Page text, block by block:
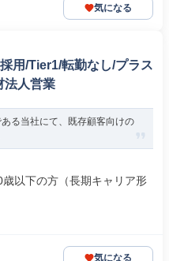
気になる
用/Tier1/転勤なし/プラス
法人営業
る当社にて、既存顧客向けの
以下の方（長期キャリア形
気になる